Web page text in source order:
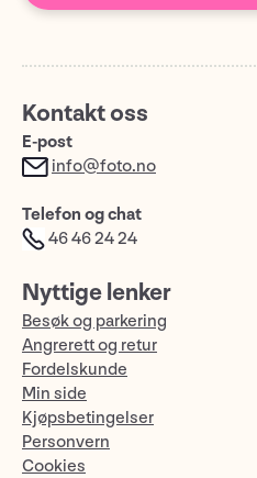
Kontakt oss
E-post
info@foto.no
Telefon og chat
46 46 24 24
Nyttige lenker
Besøk og parkering
Angrerett og retur
Fordelskunde
Min side
Kjøpsbetingelser
Personvern
Cookies